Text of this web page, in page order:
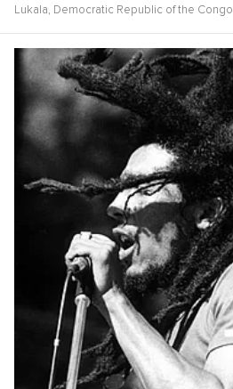
Lukala, Democratic Republic of the Congo